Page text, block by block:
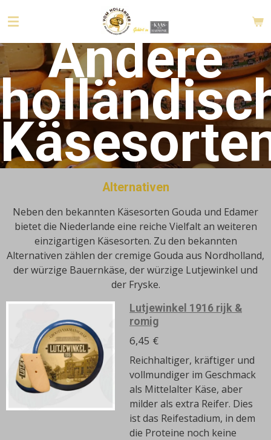
Hauptinhalt
springenAndere
Alternativen
Neben den bekannten Käsesorten Gouda und Edamer
bietet die Niederlande eine reiche Vielfalt an weiteren
einzigartigen Käsesorten. Zu den bekannten
Alternativen zählen der cremige Gouda aus Nordholland,
der würzige Bauernkäse, der würzige Lutjewinkel und
der Fryske.
Lutjewinkel 1916 rijk &
romig
6,45 €
Reichhaltiger, kräftiger und
vollmundiger im Geschmack
als Mittelalter Käse, aber
milder als extra Reifer. Dies
ist das Reifestadium, in dem
die Proteine ​​noch keine